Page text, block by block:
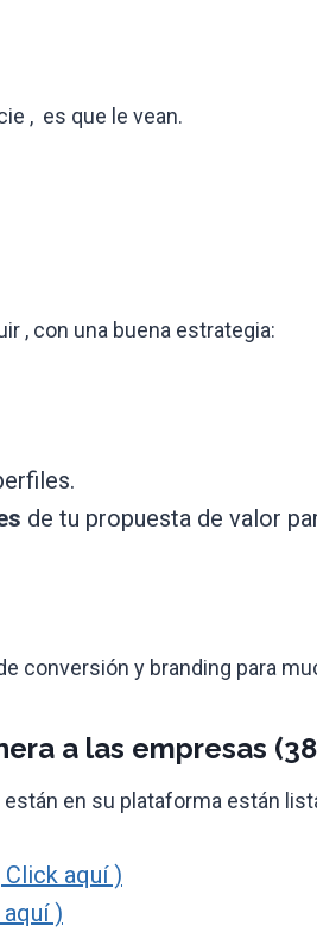
, es que le vean.
, con una buena estrategia:
de tu propuesta de valor
conversión y branding para
a las empresas
en su plataforma están
aquí )
)